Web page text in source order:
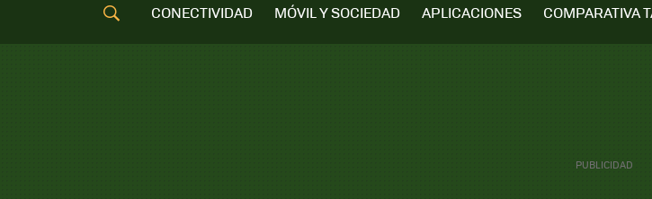
CONECTIVIDAD MÓVIL Y SOCIEDAD APLICACIONES COMPARATIVA